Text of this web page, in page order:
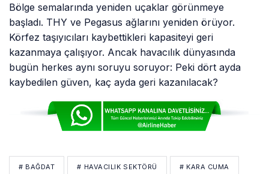
Bölge semalarında yeniden uçaklar görünmeye
başladı. THY ve Pegasus ağlarını yeniden örüyor.
Körfez taşıyıcıları kaybettikleri kapasiteyi geri
kazanmaya çalışıyor. Ancak havacılık dünyasında
bugün herkes aynı soruyu soruyor: Peki dört ayda
kaybedilen güven, kaç ayda geri kazanılacak?
# BAĞDAT # HAVACILIK SEKTÖRÜ # KARA CUMA